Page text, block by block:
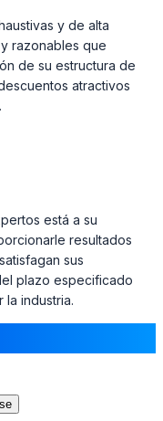
y de alta
razonables que
de su estructura de
atractivos
está a su
resultados
sus
plazo especificado
industria.